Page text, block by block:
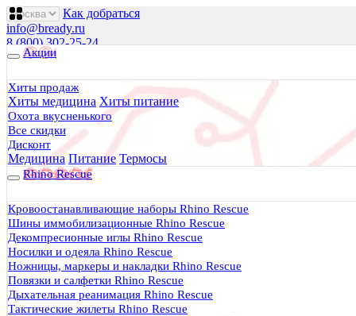
Как добраться
info@bready.ru
8 (800) 302-25-24
Пн 0900- 18
Будь Готов.
Магазин походного снаряжения
все для туризма, охоты, рыбалки
Каталог
Акции
Хиты продаж
Хиты медицина Хиты питание
Охота вкусненького
Все скидки
Дисконт
Медицина Питание Термосы
Rhino Rescue
Кровоостанавливающие наборы Rhino Rescue
Шины иммобилизационные Rhino Rescue
Декомпресионные иглы Rhino Rescue
Носилки и одеяла Rhino Rescue
Ножницы, маркеры и накладки Rhino Rescue
Повязки и салфетки Rhino Rescue
Дыхательная реанимация Rhino Rescue
Тактические жилеты Rhino Rescue
0 руб.
0
0